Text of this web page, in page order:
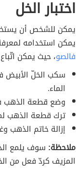
اختبار الخل
يمكن للشخص أن
يمكن استخدامه
فالصو، حيث يمكن
سكب الخلّ الأبيض
الماء.
وضع قطعة الذهب
ترك قطعة الذهب لمدّة 15 دقيقة
إزالة خاتم الذهب
ملاحظة: سوف يلمع
المزيف كردّ فعل من